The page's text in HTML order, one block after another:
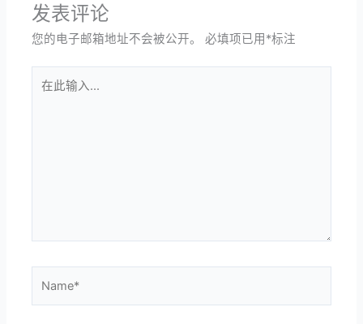
发表评论
您的电子邮箱地址不会被公开。 必填项已用 *标注
此